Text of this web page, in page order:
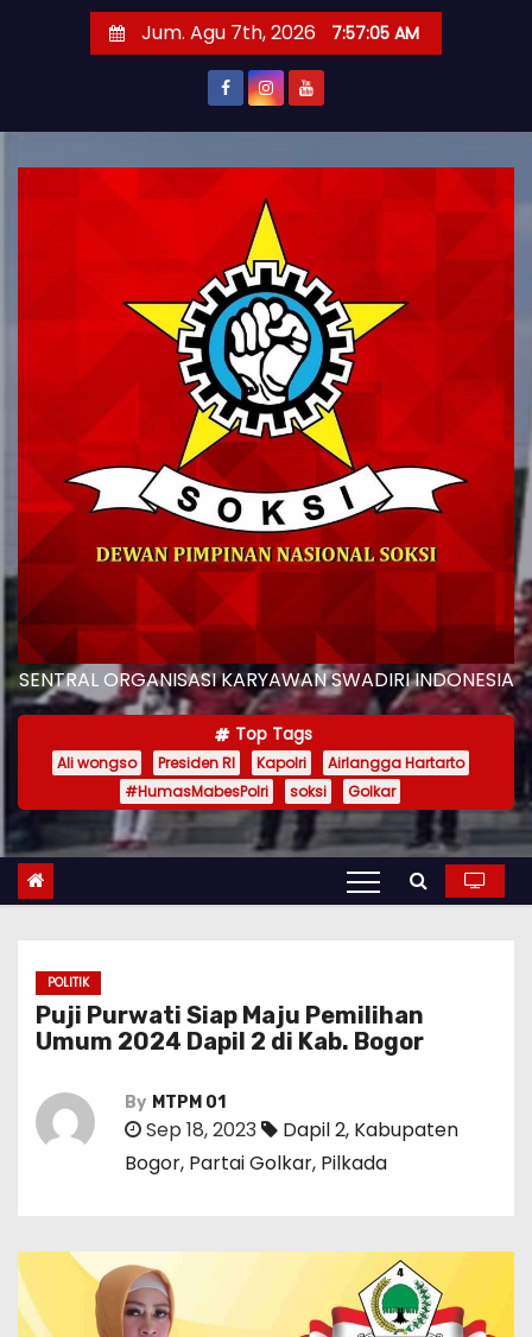
Jum. Agu 7th, 2026 7:57:06 AM
SENTRAL ORGANISASI KARYAWAN SWADIRI INDONESIA
Top Tags
Ali wongso Presiden RI Kapolri
Airlangga Hartarto
#HumasMabesPolri
soksi Golkar
POLITIK
Puji Purwati Siap Maju Pemilihan
Umum 2024 Dapil 2 di Kab. Bogor
By MTPM 01
Sep 18, 2023 Dapil 2, Kabupaten
Bogor, Partai Golkar, Pilkada